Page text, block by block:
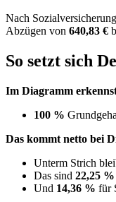
Nach
Abzügen von 640,83 €
So setzt sich
Im Diagramm
100 %
Das kommt netto bei
Unterm Strich
Das sind 22,25 %
Und 14,36 % für